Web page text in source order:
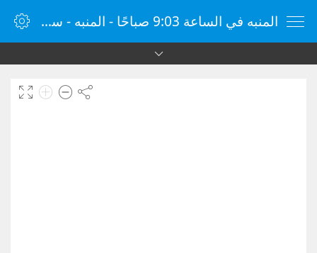
المنبه في الساعة 9:03 صباحًا - المنبه - ساعة منبه الإنترنت